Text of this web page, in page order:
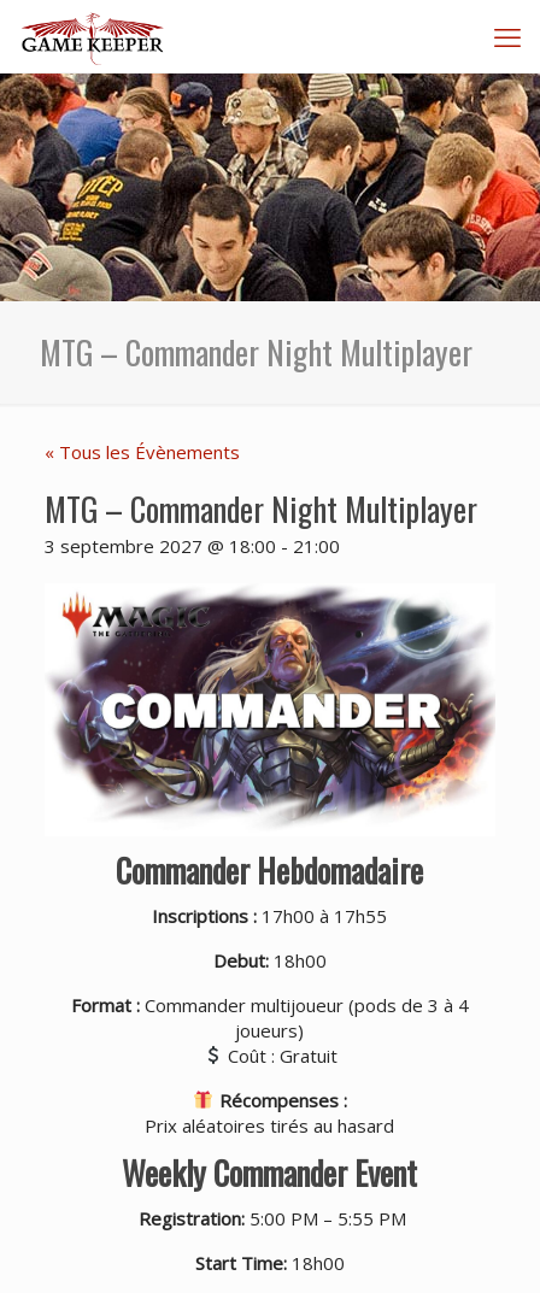
MTG – Commander Night Multiplayer
« Tous les Évènements
MTG – Commander Night Multiplayer
3 septembre 2027 @ 18:00 - 21:00
Commander Hebdomadaire
Inscriptions : 17h00 à 17h55
Debut:18h00
Format :Commander multijoueur (pods de 3 à 4
joueurs)
Coût : Gratuit
Récompenses :
Prix aléatoires tirés au hasard
Weekly Commander Event
Registration:5:00 PM – 5:55 PM
Start Time:18h00